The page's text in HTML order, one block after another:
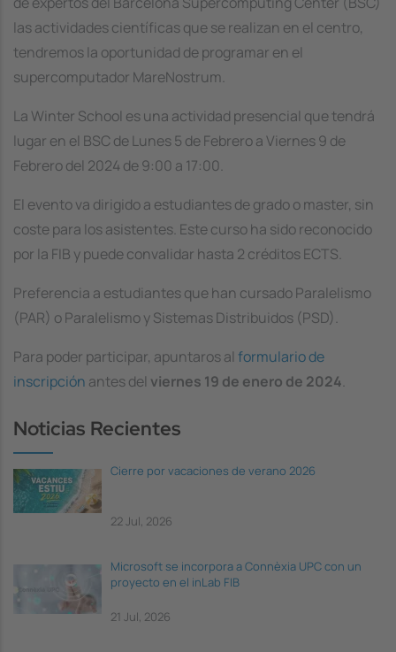
las actividades científicas que se realizan en el centro,
tendremos la oportunidad de programar en el
supercomputador MareNostrum.
La Winter School es una actividad presencial que tendrá
lugar en el BSC de Lunes 5 de Febrero a Viernes 9 de
Febrero del 2024 de 9:00 a 17:00.
El evento va dirigido a estudiantes de grado o master, sin
coste para los asistentes. Este curso ha sido reconocido
por la FIB y puede convalidar hasta 2 créditos ECTS.
Preferencia a estudiantes que han cursado Paralelismo
(PAR) o Paralelismo y Sistemas Distribuidos (PSD).
Para poder participar, apuntaros al formulario de
inscripción antes del viernes 19 de enero de 2024.
Noticias Recientes
Cierre por vacaciones de verano 2026
22 Jul, 2026
Microsoft se incorpora a Connèxia UPC con un
proyecto en el inLab FIB
21 Jul, 2026